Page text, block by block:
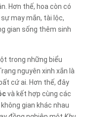
Hơn thế, hoa còn có
may mắn, tài lộc,
gian sống thêm sinh
trong những biểu
nguyên xinh xắn là
cứ ai. Hơn thế, đây
và kết hợp cùng các
gian khác nhau